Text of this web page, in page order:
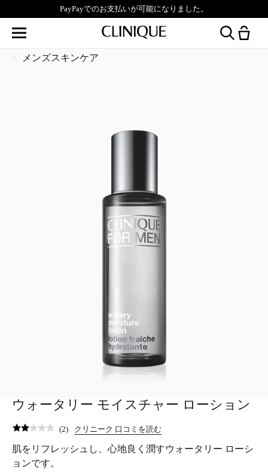
PayPayでのお支払いが可能になりました。
メンズスキンケア
ウォータリー モイスチャー ローション
(2) クリニーク 口コミを読む
肌をリフレッシュし、心地良く潤すウォータリー ローシ
ョンです。